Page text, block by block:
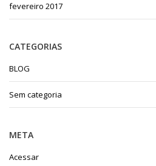
fevereiro 2017
CATEGORIAS
BLOG
Sem categoria
META
Acessar